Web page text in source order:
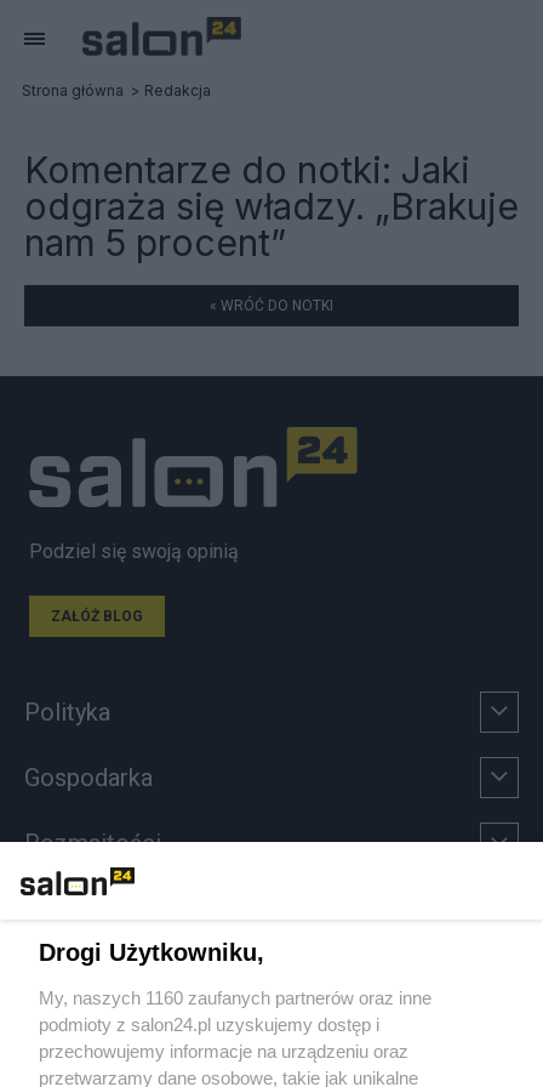
Strona główna Redakcja
Komentarze do notki: Jaki
odgraża się władzy. „Brakuje
nam 5 procent”
« WRÓĆ DO NOTKI
Podziel się swoją opinią
ZAŁÓŻ BLOG
Polityka
Gospodarka
Rozmaitości
Sport
Społeczeństwo
Drogi Użytkowniku,
My, naszych 1160 zaufanych partnerów oraz inne
podmioty z salon24.pl uzyskujemy dostęp i
przechowujemy informacje na urządzeniu oraz
przetwarzamy dane osobowe, takie jak unikalne